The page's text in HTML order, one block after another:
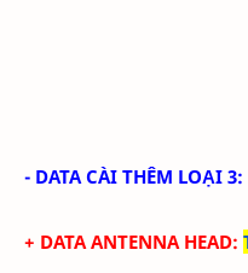
- DATA CÀI THÊM LOẠI 3:
+ DATA ANTENNA HEAD: